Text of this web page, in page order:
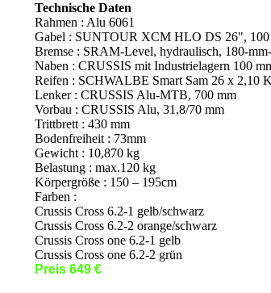
Technische Daten
Rahmen : Alu 6061
Gabel : SUNTOUR XCM HLO DS 26", 100
Bremse : SRAM-Level, hydraulisch, 180-
Naben : CRUSSIS mit Industrielagern 100
Reifen : SCHWALBE Smart Sam 26 x 2,10
Lenker : CRUSSIS Alu-MTB, 700 mm
Vorbau : CRUSSIS Alu, 31,8/70 mm
Trittbrett : 430 mm
Bodenfreiheit : 73mm
Gewicht : 10,870 kg
Belastung : max.120 kg
Körpergröße : 150 – 195cm
Farben :
Crussis Cross 6.2-1 gelb/schwarz
Crussis Cross 6.2-2 orange/schwarz
Crussis Cross one 6.2-1 gelb
Crussis Cross one 6.2-2 grün
Preis 649 €